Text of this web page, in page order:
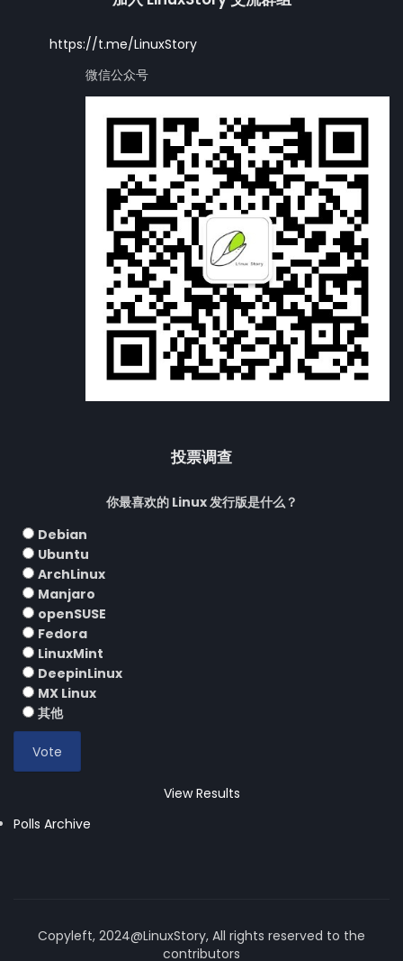
https://t.me/LinuxStory
微信公众号
投票调查
你最喜欢的 Linux 发行版是什么？
Debian
Ubuntu
ArchLinux
Manjaro
openSUSE
Fedora
LinuxMint
DeepinLinux
MX Linux
其他
View Results
Polls Archive
Copyleft, 2024@LinuxStory, All rights reserved to the
contributors